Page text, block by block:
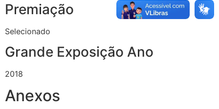
Premiação
Selecionado
Grande Exposição Ano
2018
Anexos